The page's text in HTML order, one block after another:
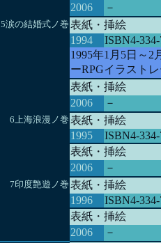
2006
－
5涙の結婚式ノ巻 表紙・挿絵
1994
ISBN4-
1995年1月5日～
ーRPGイラスト
表紙・挿絵
2006
－
6上海浪漫ノ巻 表紙・挿絵
1995
ISBN4-334-
表紙・挿絵
2006
－
7印度艶遊ノ巻 表紙・挿絵
1996
ISBN4-
表紙・挿絵
2006
－